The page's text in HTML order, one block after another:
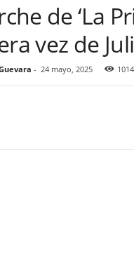
de ‘La
vez de
- 24 mayo, 2025 1014